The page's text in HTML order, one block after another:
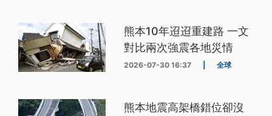
熊本10年迢迢重建路 一文
對比兩次強震各地災情
2026-07-30 16:37 全球
熊本地震高架橋錯位卻沒